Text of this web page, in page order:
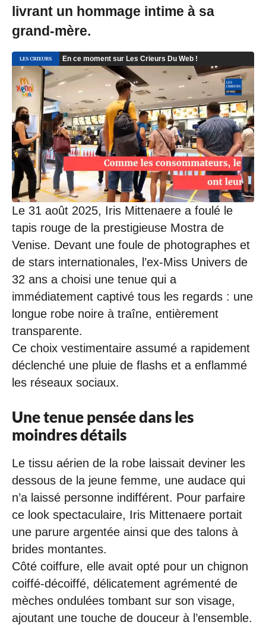
livrant un hommage intime à sa
grand-mère.
Le 31 août 2025, Iris Mittenaere a foulé le
tapis rouge de la prestigieuse Mostra de
Venise. Devant une foule de photographes et
de stars internationales, l’ex-Miss Univers de
32 ans a choisi une tenue qui a
immédiatement captivé tous les regards : une
longue robe noire à traîne, entièrement
transparente.
Ce choix vestimentaire assumé a rapidement
déclenché une pluie de flashs et a enflammé
les réseaux sociaux.
Une tenue pensée dans les
moindres détails
Le tissu aérien de la robe laissait deviner les
dessous de la jeune femme, une audace qui
n’a laissé personne indifférent. Pour parfaire
ce look spectaculaire, Iris Mittenaere portait
une parure argentée ainsi que des talons à
brides montantes.
Côté coiffure, elle avait opté pour un chignon
coiffé-décoiffé, délicatement agrémenté de
mèches ondulées tombant sur son visage,
ajoutant une touche de douceur à l’ensemble.